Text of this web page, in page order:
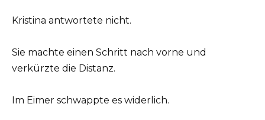
Kristina antwortete nicht.
Sie machte einen Schritt nach vorne und
verkürzte die Distanz.
Im Eimer schwappte es widerlich.